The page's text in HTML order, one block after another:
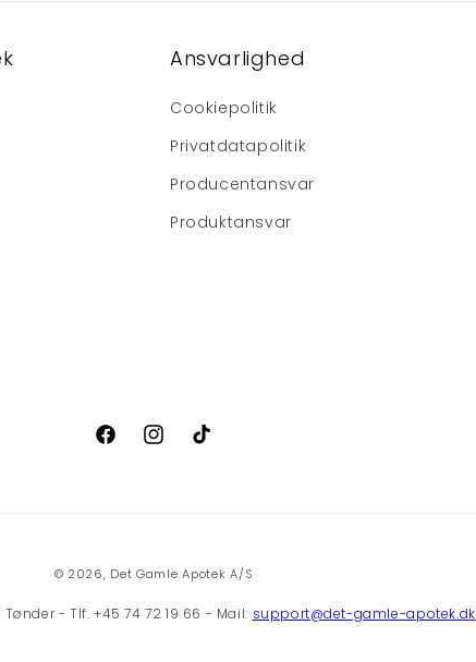
Ansvarlighed
Cookiepolitik
Privatdatapolitik
Producentansvar
Produktansvar
FacebookInstagram
TikTok
© 2026, Det Gamle Apotek A/S
- Tlf. +45 74 72 19 66 - Mail: support@det-gamle-apotek.dk